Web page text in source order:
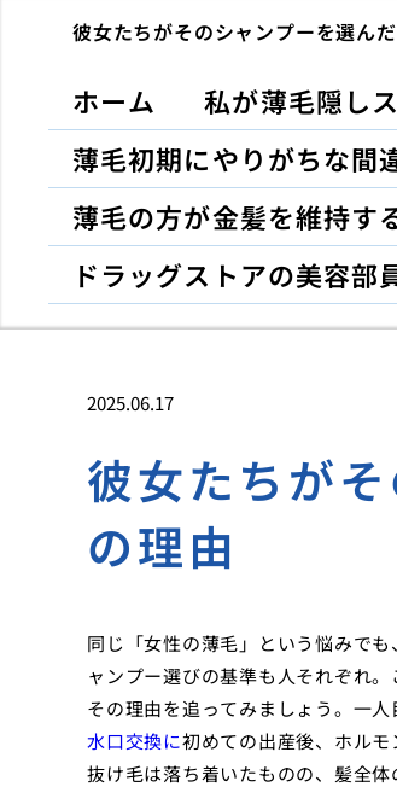
彼女たちがそのシャンプーを選ん
ホーム 私が薄毛隠し
薄毛初期にやりがちな間
薄毛の方が金髪を維持す
ドラッグストアの美容部
2025.06.17
彼女たちが
の理由
同じ「女性の薄毛」という悩みで
ャンプー選びの基準も人それぞれ
その理由を追ってみましょう。一
水口交換に初めての出産後、ホル
抜け毛は落ち着いたものの、髪全